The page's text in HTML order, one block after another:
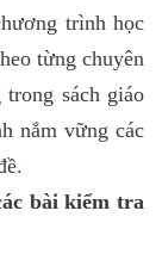
trình học
từng chuyên
sách giáo
nắm vững các
bài kiểm tra